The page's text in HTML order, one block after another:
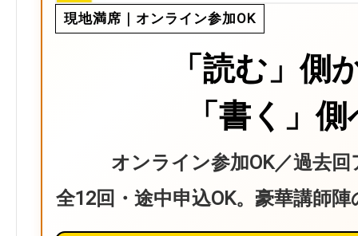
現地満席｜オンライン参加OK
「読む」側
「書く」
オンライン参加OK／過去
全12回・途中申込OK。豪華講師